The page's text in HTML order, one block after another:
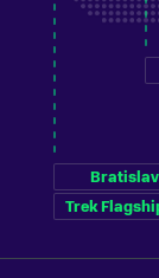
Trek